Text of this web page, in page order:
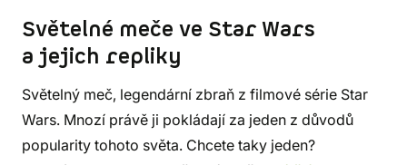
Světelné meče ve Star Wars
a jejich repliky
Světelný meč, legendární zbraň z filmové série Star
Wars. Mnozí právě ji pokládají za jeden z důvodů
popularity tohoto světa. Chcete taky jeden?